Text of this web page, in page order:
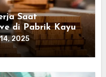
Saat
di Pabrik Kayu
2025